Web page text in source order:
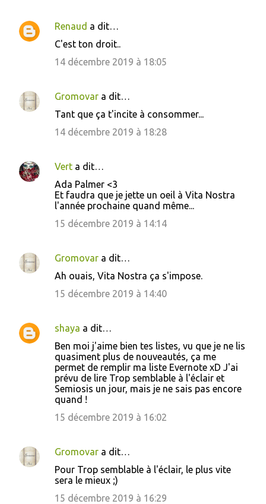
Renaud a dit…
C'est ton droit..
14 décembre 2019 à 18:05
Gromovar a dit…
Tant que ça t'incite à consommer...
14 décembre 2019 à 18:28
Vert a dit…
Ada Palmer <3
Et faudra que je jette un oeil à Vita Nostra
l'année prochaine quand même...
15 décembre 2019 à 14:14
Gromovar a dit…
Ah ouais, Vita Nostra ça s'impose.
15 décembre 2019 à 14:40
shaya a dit…
Ben moi j'aime bien tes listes, vu que je ne lis
quasiment plus de nouveautés, ça me
permet de remplir ma liste Evernote xD J'ai
prévu de lire Trop semblable à l'éclair et
Semiosis un jour, mais je ne sais pas encore
quand !
15 décembre 2019 à 16:02
Gromovar a dit…
Pour Trop semblable à l'éclair, le plus vite
sera le mieux ;)
15 décembre 2019 à 16:29